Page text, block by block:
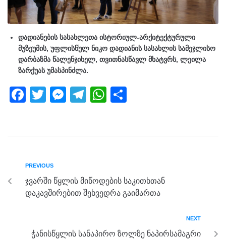
დადიანების სასახლეთა ისტორიულ-არქიტექტურული
მუზეუმის, უფლისწულ ნიკო დადიანის სასახლის სამეჯლისო
დარბაზმა წალენჯიხელ, თვითნასწავლ მხატვრს, ლეილა
ზარქუას უმასპინძლა.
F
b
o
o
T
M
g
er
T
m
W
p
p
PREVIOUS
ჯვარში წყლის მიწოდების საკითხთან
დაკავშირებით შეხვედრა გაიმართა
NEXT
ჭანისწყლის სანაპირო ზოლზე ნაპირსამაგრი